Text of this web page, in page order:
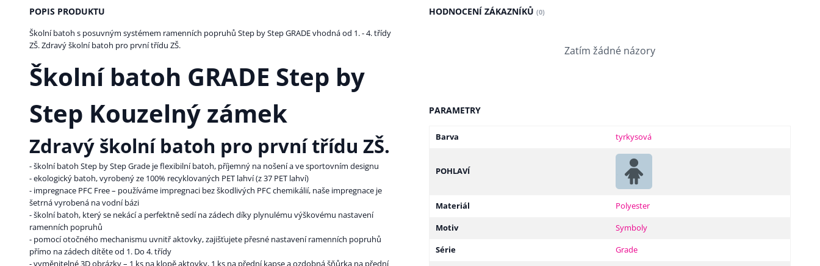
POPIS PRODUKTU
Školní batoh s posuvným systémem ramenních popruhů Step by Step GRADE vhodná od 1. - 4. třídy
ZŠ. Zdravý školní batoh pro první třídu ZŠ.
Školní batoh GRADE Step by
Step Kouzelný zámek
Zdravý školní batoh pro první třídu ZŠ.
- školní batoh Step by Step Grade je flexibilní batoh, příjemný na nošení a ve sportovním designu
- ekologický batoh, vyrobený ze 100% recyklovaných PET lahví (z 37 PET lahví)
- impregnace PFC Free – používáme impregnaci bez škodlivých PFC chemikálií, naše impregnace je
šetrná vyrobená na vodní bázi
- školní batoh, který se nekácí a perfektně sedí na zádech díky plynulému výškovému nastavení
ramenních popruhů
- pomocí otočného mechanismu uvnitř aktovky, zajišťujete přesné nastavení ramenních popruhů
přímo na zádech dítěte od 1. Do 4. třídy
HODNOCENÍ ZÁKAZNÍKŮ (0)
Zatím žádné názory
PARAMETRY
Barva tyrkysová
POHLAVÍ
Materiál
Polyester
Motiv
Symboly
Série
Grade